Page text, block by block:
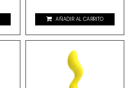
AÑADIR AL CARRITO